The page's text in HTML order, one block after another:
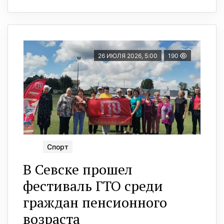
26 ИЮЛЯ 2026, 5:00 190
Спорт
В Севске прошел
фестиваль ГТО среди
граждан пенсионного
возраста